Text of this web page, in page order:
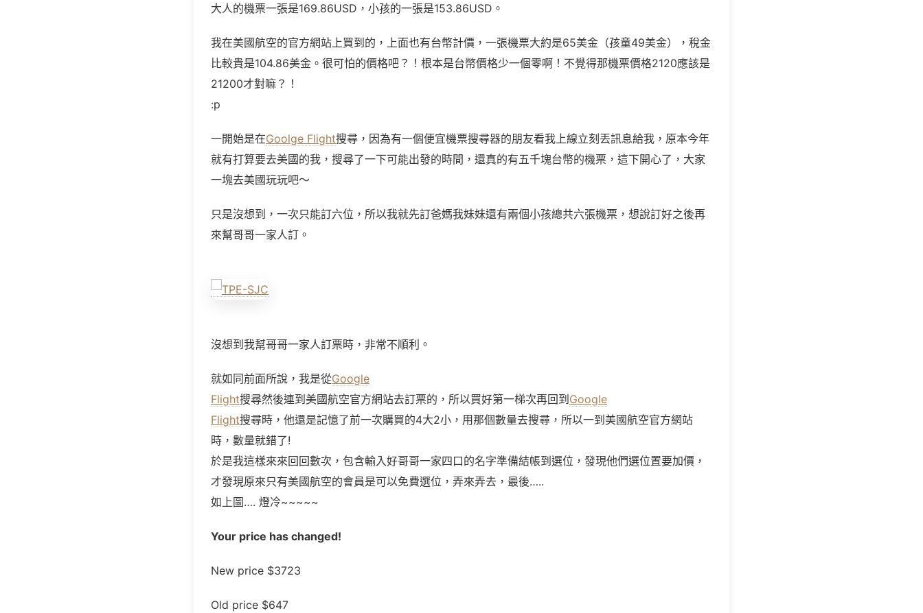
大人的機票一張是169.86USD，小孩的一張是153.86USD。
我在美國航空的官方網站上買到的，上面也有台幣計價，一張機票大約是65美金（孩童49美金），稅金
比較貴是104.86美金。很可怕的價格吧？！根本是台幣價格少一個零啊！不覺得那機票價格2120應該是
21200才對嘛？！
:p
一開始是在Goolge Flight搜尋，因為有一個便宜機票搜尋器的朋友看我上線立刻丟訊息給我，原本今年
就有打算要去美國的我，搜尋了一下可能出發的時間，還真的有五千塊台幣的機票，這下開心了，大家
一塊去美國玩玩吧～
只是沒想到，一次只能訂六位，所以我就先訂爸媽我妹妹還有兩個小孩總共六張機票，想說訂好之後再
來幫哥哥一家人訂。
沒想到我幫哥哥一家人訂票時，非常不順利。
就如同前面所說，我是從Google
Flight搜尋然後連到美國航空官方網站去訂票的，所以買好第一梯次再回到 Google
Flight搜尋時，他還是記憶了前一次購買的4大2小，用那個數量去搜尋，所以一到美國航空官方網站
時，數量就錯了!
於是我這樣來來回回數次，包含輸入好哥哥一家四口的名字準備結帳到選位，發現他們選位置要加價，
才發現原來只有美國航空的會員是可以免費選位，弄來弄去，最後…..
如上圖…. 燈冷~~~~~
Your price has changed!
New price $3723
Old price $647